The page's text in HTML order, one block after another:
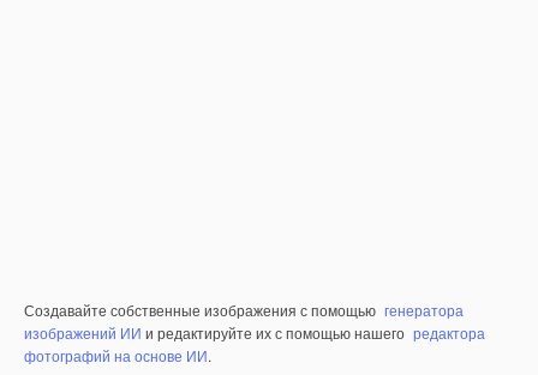
Создавайте собственные изображения с помощью генератора
изображений ИИ и редактируйте их с помощью нашего редактора
фотографий на основе ИИ.